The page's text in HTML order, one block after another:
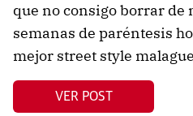
que no consigo borrar
semanas de paréntesis
mejor street style
VER POST